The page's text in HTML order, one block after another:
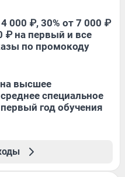
000 ₽, 30% от 7 000 ₽
₽ на первый и все
по промокоду
высшее
специальное
год обучения